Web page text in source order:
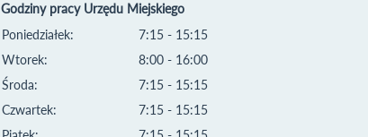
Godziny pracy Urzędu Miejskiego
Poniedziałek:
Wtorek:
Środa:
Czwartek:
7:15 - 15:15
8:00 - 16:00
7:15 - 15:15
7:15 - 15:15